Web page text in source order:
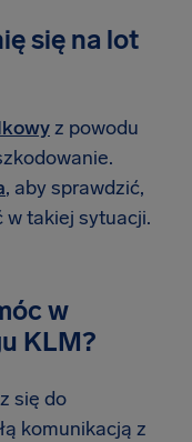
się na lot
z powodu
, aby sprawdzić,
w takiej sytuacji.
w
KLM?
się do
komunikacją z